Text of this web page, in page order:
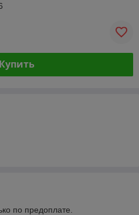
Купить
по предоплате.